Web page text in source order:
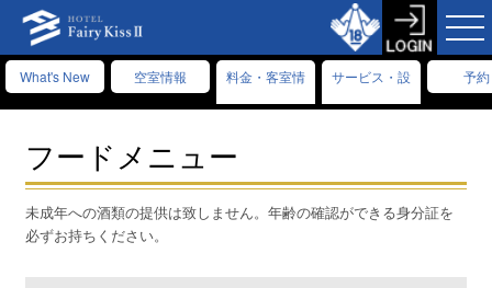
What's New 空室情報
料金・客室情
報
サービス・設
備情報
予約
フードメニュー
未成年への酒類の提供は致しません。年齢の確認ができる身分証を
必ずお持ちください。